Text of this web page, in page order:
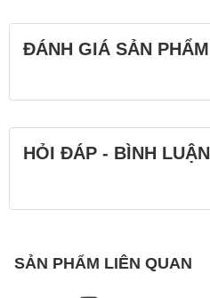
ĐÁNH GIÁ SẢN PHẨM
HỎI ĐÁP - BÌNH LUẬN
SẢN PHẨM LIÊN QUAN